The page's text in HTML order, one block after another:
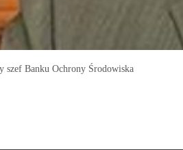
szef Banku Ochrony Środowiska